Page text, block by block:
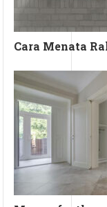
Cara Menata